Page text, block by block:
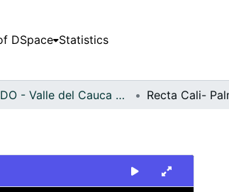
DSpace Statistics
FFDO - Valle del Cauca - Patrimonial Recta Cali-